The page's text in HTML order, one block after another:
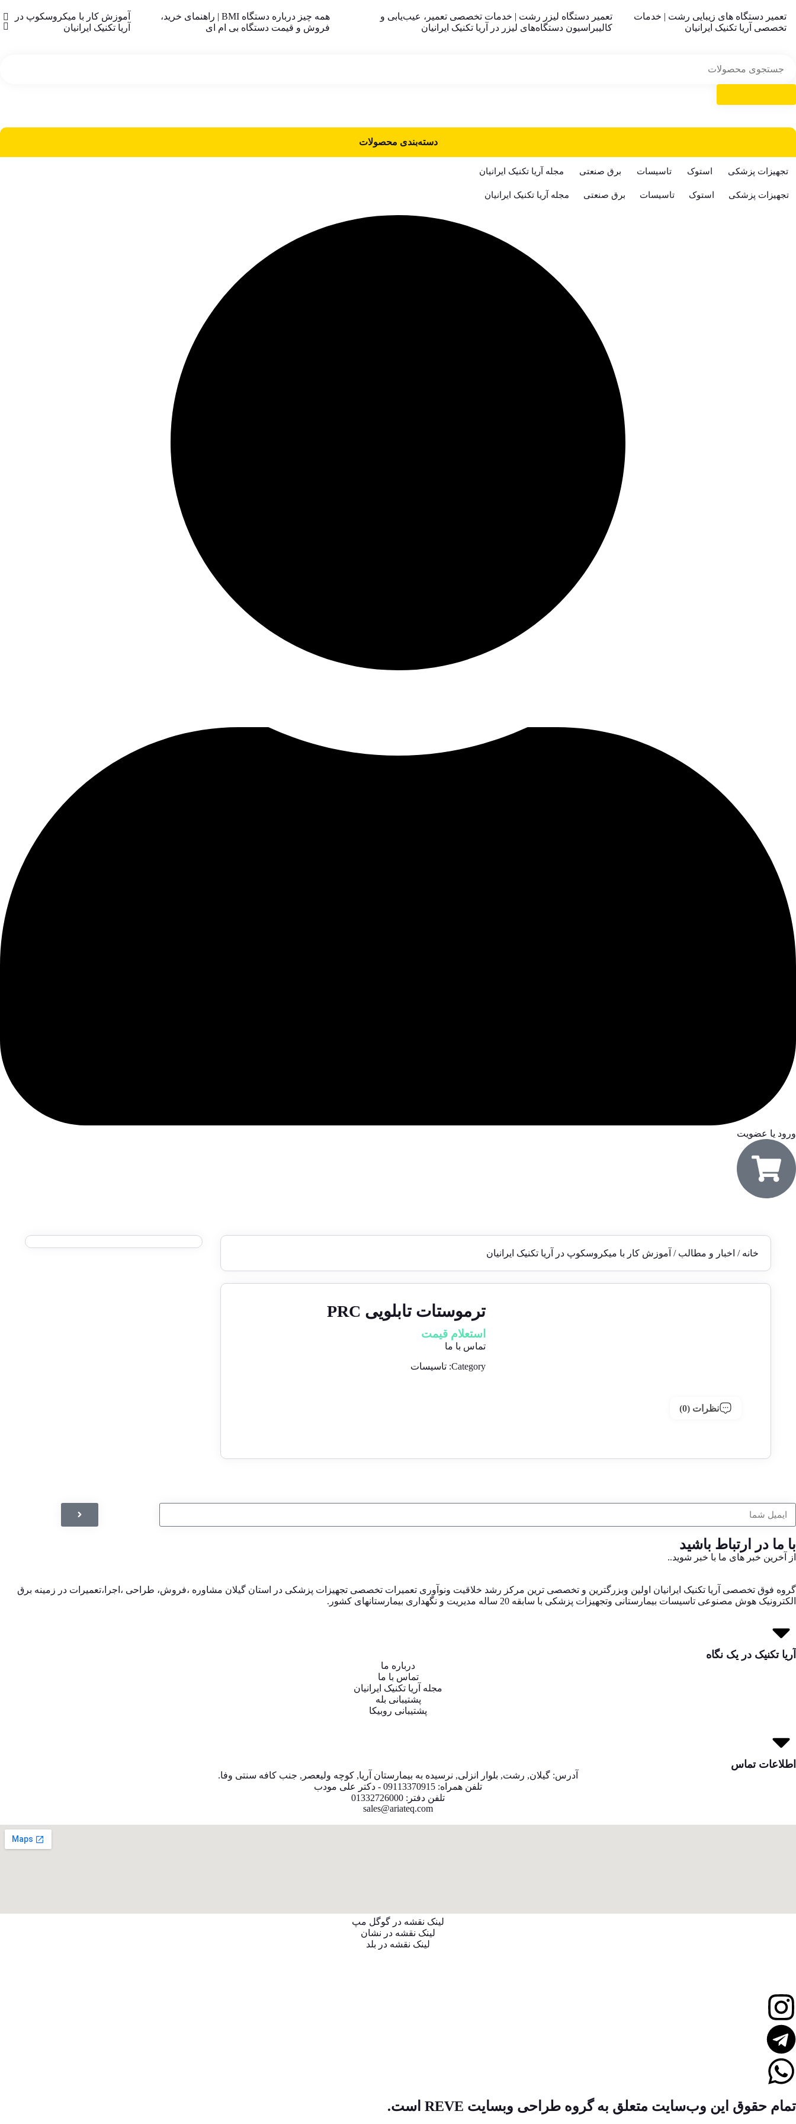
تعمیر دستگاه های زیبایی رشت | خدمات
تخصصی آریا تکنیک ایرانیان
تعمیر دستگاه لیزر رشت | خدمات تخصصی تعمیر، عیب‌یابی و
کالیبراسیون دستگاه‌های لیزر در آریا تکنیک ایرانیان
همه چیز درباره دستگاه BMI | راهنمای خرید،
فروش و قیمت دستگاه بی ام ای
آموزش کار با میکروسکوپ در
آریا تکنیک ایرانیان
دسته‌بندی محصولات
تجهیزات پزشکی استوک تاسیسات برق صنعتی مجله آریا تکنیک ایرانیان
تجهیزات پزشکی استوک تاسیسات برق صنعتی مجله آریا تکنیک ایرانیان
ورود یا عضویت
خانه / اخبار و مطالب / آموزش کار با میکروسکوپ در آریا تکنیک ایرانیان
ترموستات تابلویی PRC
استعلام قیمت
تماس با ما
Category: تاسیسات
نظرات (0)
با ما در ارتباط باشید
از آخرین خبر های ما با خبر شوید..
گروه فوق تخصصی آریا تکنیک ایرانیان اولین وبزرگترین و تخصصی ترین مرکز رشد خلاقیت ونوآوری تعمیرات تخصصی تجهیزات پزشکی در استان گیلان مشاوره ،فروش، طراحی ،اجرا،تعمیرات در زمینه برق
الکترونیک هوش مصنوعی تاسیسات بیمارستانی وتجهیزات پزشکی با سابقه 20 ساله مدیریت و نگهداری بیمارستانهای کشور.
آریا تکنیک در یک نگاه
درباره ما
تماس با ما
مجله آریا تکنیک ایرانیان
پشتیبانی بله
پشتیبانی روبیکا
اطلاعات تماس
آدرس: گیلان, رشت, بلوار انزلی, نرسیده به بیمارستان آریا, کوچه ولیعصر, جنب کافه سنتی وفا.
تلفن همراه: 09113370915 - دکتر علی مودب
تلفن دفتر: 01332726000
sales@ariateq.com
لینک نقشه در گوگل مپ
لینک نقشه در نشان
لینک نقشه در بلد
تمام حقوق این وب‌سایت متعلق به گروه طراحی وبسایت REVE است.